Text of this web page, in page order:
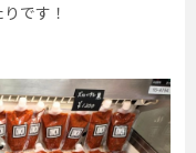
です！